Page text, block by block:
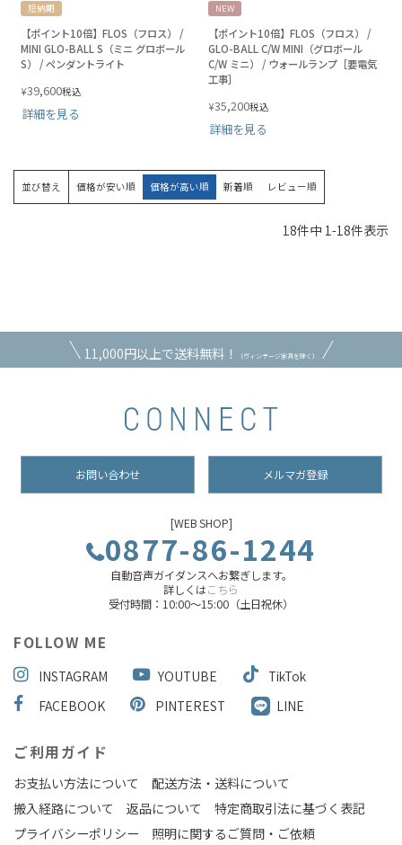
短納期
【ポイント10倍】FLOS（フロス） /
MINI GLO-BALL S（ミニ グロボール
S） / ペンダントライト
¥39,600税込
詳細を見る
NEW
【ポイント10倍】FLOS（フロス） /
GLO-BALL C/W MINI（グロボール
C/W ミニ） / ウォールランプ［要電気
工事］
¥35,200税込
詳細を見る
並び替え 価格が安い順 価格が高い順 新着順 レビュー順
18件中 1-18件表示
11,000円以上で送料無料！ （ヴィンテージ家具を除く）
お問い合わせ メルマガ登録
[WEB SHOP]
0877-86-1244
自動音声ガイダンスへお繋ぎします。
詳しくはこちら
受付時間：10:00～15:00（土日祝休）
FOLLOW ME
INSTAGRAM YOUTUBE
TikTok
FACEBOOK
PINTEREST LINE
ご利用ガイド
お支払い方法について
配送方法・送料について
搬入経路について
返品について
特定商取引法に基づく表記
プライバシーポリシー
照明に関するご質問・ご依頼